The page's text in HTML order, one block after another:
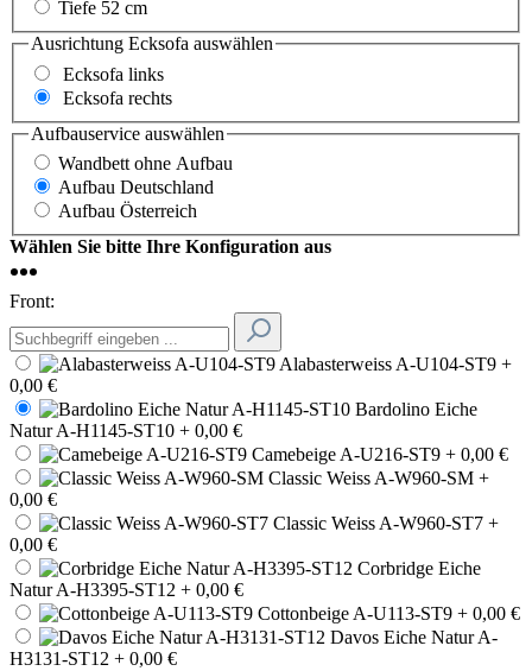
Tiefe 52 cm
Ausrichtung Ecksofa auswählen
Ecksofa links
Ecksofa rechts
Aufbauservice auswählen
Wandbett ohne Aufbau
Aufbau Deutschland
Aufbau Österreich
Wählen Sie bitte Ihre Konfiguration aus
Front:
Alabasterweiss A-U104-ST9 +
0,00 €
Bardolino Eiche
Natur A-H1145-ST10 + 0,00 €
Camebeige A-U216-ST9 + 0,00 €
Classic Weiss A-W960-SM +
0,00 €
Classic Weiss A-W960-ST7 +
0,00 €
Corbridge Eiche
Natur A-H3395-ST12 + 0,00 €
Cottonbeige A-U113-ST9 + 0,00 €
Davos Eiche Natur A-
H3131-ST12 + 0,00 €